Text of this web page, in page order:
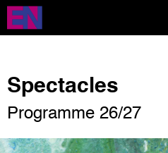
Aller
contenu
Spectacles
Programme 26/27